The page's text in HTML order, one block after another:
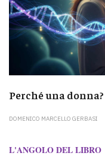
Perché una donna?
DOMENICO MARCELLO GERBASI
L'ANGOLO DEL LIBRO